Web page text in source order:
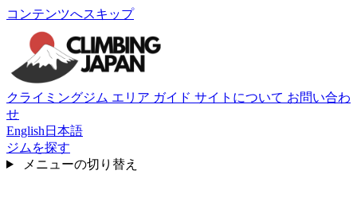
コンテンツへスキップ
クライミングジム エリア ガイド サイトについて お問い合わ
せ
English 日本語
ジムを探す
メニューの切り替え